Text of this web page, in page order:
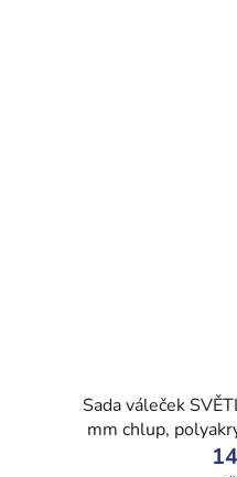
Sada váleček
mm chlup,